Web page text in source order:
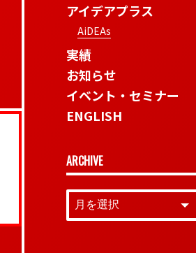
アイデアプラス
AiDEAs
実績
お知らせ
イベント・セミナー
ENGLISH
ARCHIVE